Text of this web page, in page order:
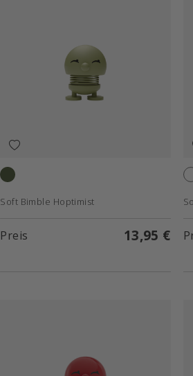
Soft Bimble Hoptimist
Preis 13,95 €